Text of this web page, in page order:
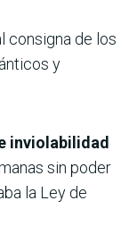
consigna de los
y
inviolabilidad
sin poder
la Ley de